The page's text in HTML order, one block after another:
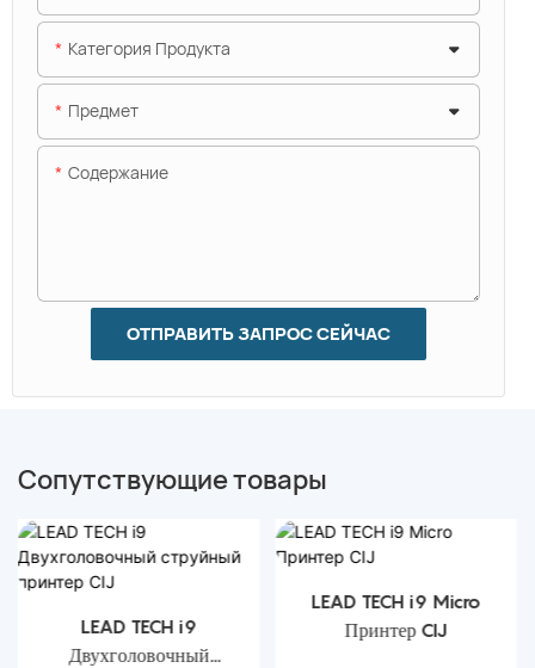
Категория Продукта
Предмет
Содержание
ОТПРАВИТЬ ЗАПРОС СЕЙЧАС
Сопутствующие товары
LEAD TECH i9
Двухголовочный
LEAD TECH i9 Micro
Принтер CIJ